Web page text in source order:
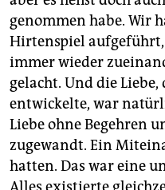
genommen habe. Wir
Hirtenspiel
immer wieder
gelacht. Und die
entwickelte, war
Liebe ohne Begehren
zugewandt. Ein
hatten. Das war eine